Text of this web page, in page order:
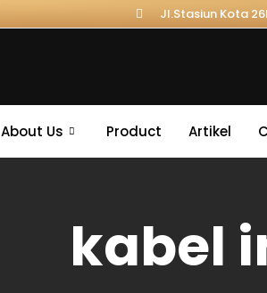
Jl.Stasiun Kota
About Us Product Artikel
kabel